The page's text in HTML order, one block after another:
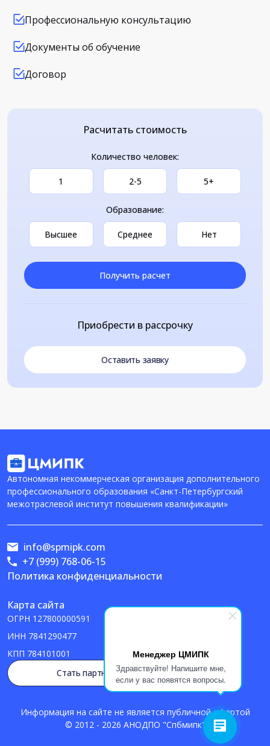
Менеджер ЦМИПК
Здравствуйте! Напишите мне,
если у вас появятся вопросы.
Профессиональную консультацию
Документы об обучение
Договор
Расчитать стоимость
Количество человек:
1 2-5 5+
Образование:
Высшее Среднее Нет
Получить расчет
Приобрести в рассрочку
Оставить заявку
Автономная некоммерческая организация дополнительного
профессионального образования «Санкт-Петербургский
межотраслевой институт повышения квалификации»
Политика конфиденциальности
Карта сайта
ОГРН 127800000591
ИНН 7841290477
КПП 784101001
info@spmipk.com
+7 (999) 768-06-15
Стать партнером
Информация на сайте не является публичной офертой
© 2012 - 2026 АНОДПО "Спбмипк"